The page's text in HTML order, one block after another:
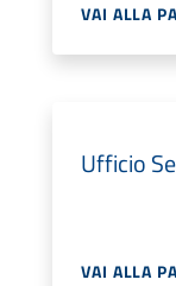
VAI ALLA
Ufficio
VAI ALLA